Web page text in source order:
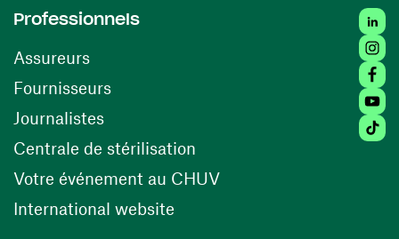
Professionnels
Assureurs
Fournisseurs(opens in a new window)
Journalistes
Centrale de stérilisation (opens in a new window)
Votre événement au CHUV(opens in a new
International website